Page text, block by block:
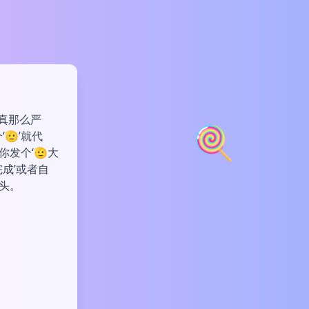
🍭
那么严
就代
发个‘🫡大
’或者自